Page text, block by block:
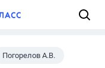
Погорелов А.В.